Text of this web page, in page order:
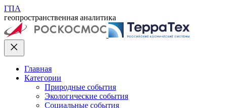
ГПА
геопространственная аналитика
Главная
Категории
Природные события
Экологические события
Социальные события